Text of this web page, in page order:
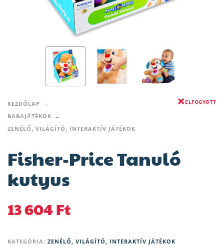
KEZDŐLAP
BABAJÁTÉKOK
ZENÉLŐ, VILÁGÍTÓ, INTERAKTÍV JÁTÉKOK
ELFOGYOTT
Fisher-Price Tanuló
kutyus
13 604Ft
KATEGÓRIA: ZENÉLŐ, VILÁGÍTÓ, INTERAKTÍV JÁTÉKOK